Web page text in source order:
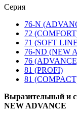
Серия
76-N
72
71 (SOFT
76-ND (NEW
76
81 (PROFI)
81
Выразительный и
NEW ADVANCE